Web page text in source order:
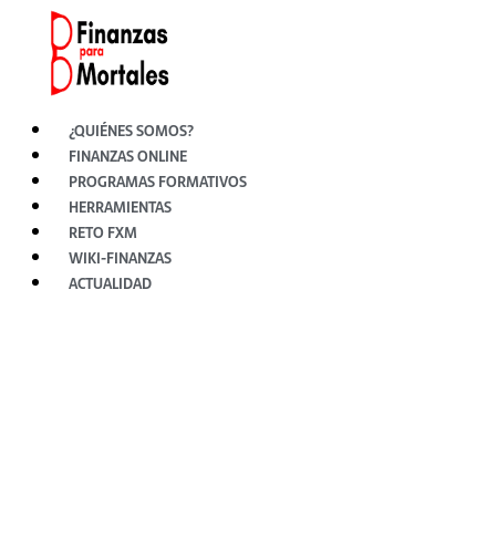
contenido
¿QUIÉNES SOMOS?
FINANZAS ONLINE
PROGRAMAS FORMATIVOS
HERRAMIENTAS
RETO FXM
WIKI-FINANZAS
ACTUALIDAD